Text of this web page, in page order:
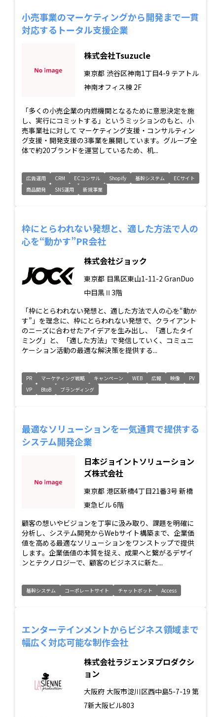
小売事業のマーケティングから開発まで一貫
対応するトータル支援企業
株式会社Tsuzucle
東京都 渋谷区神南1丁目4-9 テアトル
神南オフィス棟 2F
「多くの小売企業の内燃機関となるために意思決定を施
し、実行にコミットする」というミッションのもと、小
売事業社に対して マーケティング支援・コンサルティン
グ支援・開発支援の3事業を展開しています。グループ全
体で約20ブランドを運営しているため、机...
広告運用 CRM ECコンサル Shopify 基幹システム
ECサイト
商品開発
SNS運用 新規事業
枠にとらわれない発想と、適した方法で人の
心を“動かす”PR会社
株式会社ジョック
東京都 目黒区東山1-11-2 GranDuo
中目黒Ⅱ3階
「枠にとらわれない発想と、適した方法で人の心を“動か
す”」を理念に、枠にとらわれない発想で、クライアント
のニーズに合わせたアイデアを生み出し、「適したタイ
ミング」と、「適した方法」で発信していく、コミュニ
ケーション活動の最適な解決策を提供する...
PR マーケティング戦略 キャンペーン WEB 広報 映像
PV
VP
BtoB ブランディング
最適なソリューションを一気通貫で提供する
システム開発企業
日本ジョイントソリューション
ズ株式会社
東京都 港区新橋4丁目21番3号 新橋
東急ビル 6階
顧客の想いやビジョンを丁寧に汲み取り、課題を明確に
分析し、システム開発からWebサイト構築まで、企業価
値を高める最適なソリューションをワンストップで提供
します。企業価値の本質を捉え、成果へと繋がるデザイ
ンとテクノロジーで、顧客のビジネスに新た...
基幹システム コーポレートサイト チャットボット Access
エンターテインメントからビジネス領域まで
幅広く対応可能な制作会社
株式会社ラジェンヌプロダクシ
ョン
大阪府 大阪市淀川区西中島5-7-19 第
7新大阪ビル803